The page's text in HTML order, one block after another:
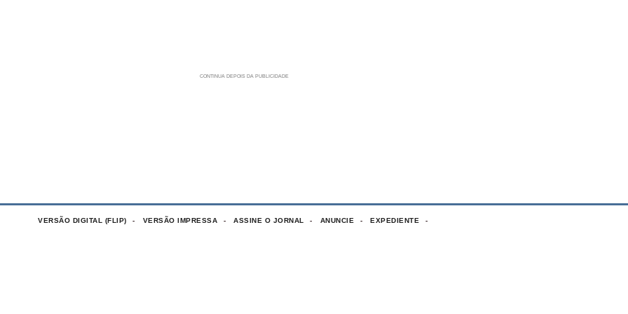
VERSÃO DIGITAL (FLIP) VERSÃO IMPRESSA ASSINE O JORNAL ANUNCIE EXPEDIENTE